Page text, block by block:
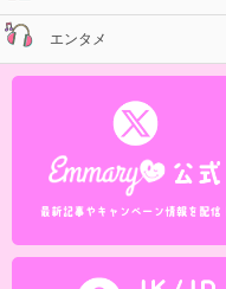
エンタメ